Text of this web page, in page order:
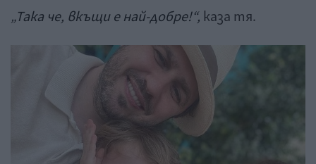
„Така че, вкъщи е най-добре!“, каза тя.